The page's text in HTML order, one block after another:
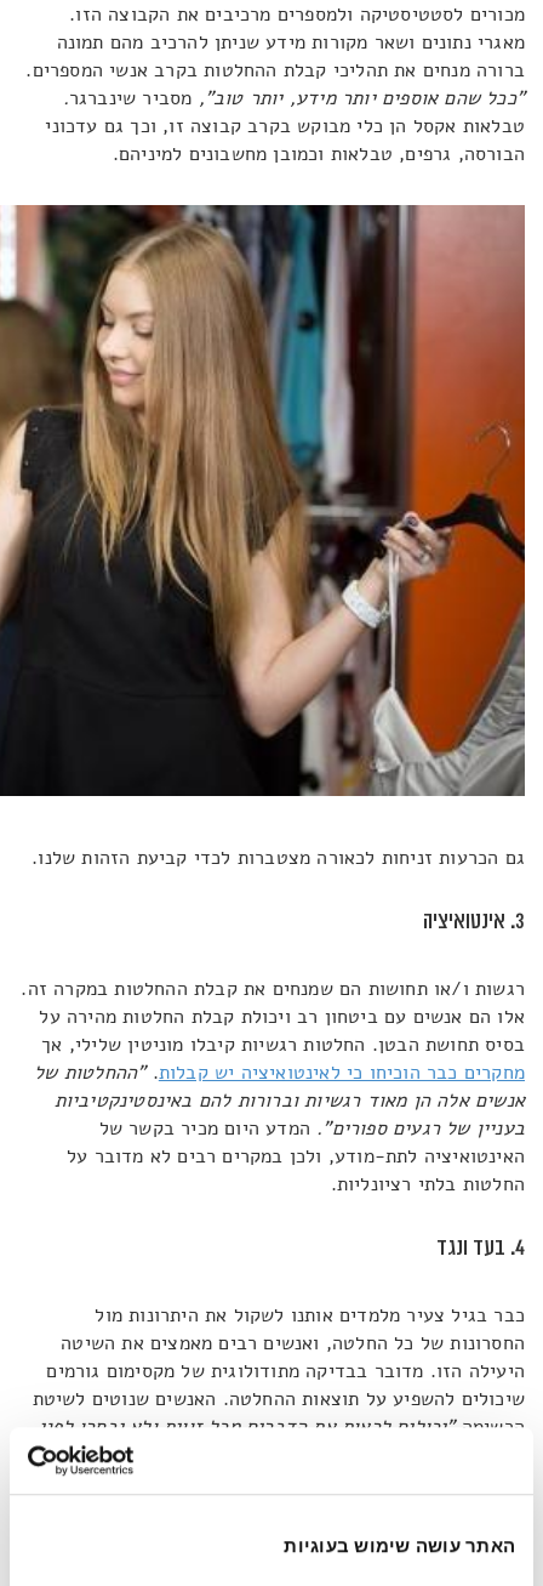
האתר עושה שימוש בעוגיות
מכורים לסטטיסטיקה ולמספרים מרכיבים את הקבוצה הזו.
מאגרי נתונים ושאר מקורות מידע שניתן להרכיב מהם תמונה
ברורה מנחים את תהליכי קבלת ההחלטות בקרב אנשי המספרים.
"ככל שהם אוספים יותר מידע, יותר טוב", מסביר שינברגר.
טבלאות אקסל הן כלי מבוקש בקרב קבוצה זו, וכך גם עדכוני
הבורסה, גרפים, טבלאות וכמובן מחשבונים למיניהם.
גם הכרעות זניחות לכאורה מצטברות לכדי קביעת הזהות שלנו.
3. אינטואיציה
רגשות ו/או תחושות הם שמנחים את קבלת ההחלטות במקרה זה.
אלו הם אנשים עם ביטחון רב ויכולת קבלת החלטות מהירה על
בסיס תחושת הבטן. החלטות רגשיות קיבלו מוניטין שלילי, אך
מחקרים כבר הוכיחו כי לאינטואיציה יש קבלות."ההחלטות של
אנשים אלה הן מאוד רגשיות וברורות להם באינסטינקטיביות
בעניין של רגעים ספורים". המדע היום מכיר בקשר של
האינטואיציה לתת-מודע, ולכן במקרים רבים לא מדובר על
החלטות בלתי רציונליות.
4. בעד ונגד
כבר בגיל צעיר מלמדים אותנו לשקול את היתרונות מול
החסרונות של כל החלטה, ואנשים רבים מאמצים את השיטה
היעילה הזו. מדובר בבדיקה מתודולוגית של מקסימום גורמים
שיכולים להשפיע על תוצאות ההחלטה. האנשים שנוטים לשיטת
הרשימה"יכולים לראות את הדברים מכל זווית ולא יבחרו לפני
, אומר שינברגר – מה שמגביר את